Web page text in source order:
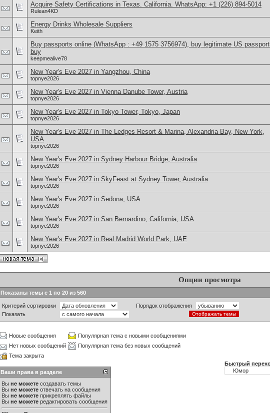
Acquire Safety Certifications in Texas. California. WhatsApp: +1 (226) 894-5014
Rulean4KD
Energy Drinks Wholesale Suppliers
Keith
Buy passports online (WhatsApp : +49 1575 3756974), buy legitimate US
buy
keepmealive78
New Year's Eve 2027 in Yangzhou, China
topnye2026
New Year's Eve 2027 in Vienna Danube Tower, Austria
topnye2026
New Year's Eve 2027 in Tokyo Tower, Tokyo, Japan
topnye2026
New Year's Eve 2027 in The Ledges Resort & Marina, Alexandria Bay, New York,
USA
topnye2026
New Year's Eve 2027 in Sydney Harbour Bridge, Australia
topnye2026
New Year's Eve 2027 in SkyFeast at Sydney Tower, Australia
topnye2026
New Year's Eve 2027 in Sedona, USA
topnye2026
New Year's Eve 2027 in San Bernardino, California, USA
topnye2026
New Year's Eve 2027 in Real Madrid World Park, UAE
topnye2026
Опции просмотра
Показаны темы с 1 по 20 из 560
Критерий сортировки
Порядок отображения
Показать
Новые сообщения
Популярная тема с новыми сообщениями
Нет новых сообщений
Популярная тема без новых сообщений
Тема закрыта
Ваши права в разделе
Вы не можете создавать темы
Вы не можете отвечать на сообщения
Вы не можете прикреплять файлы
Вы не можете редактировать сообщения
Быстрый